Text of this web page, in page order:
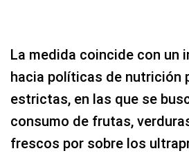
La medida coincide con un
hacia políticas de nutrición
estrictas, en las que se
consumo de frutas,
frescos por sobre los